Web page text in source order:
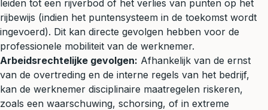
leiden tot een rijverbod of het verlies van punten op het
rijbewijs (indien het puntensysteem in de toekomst wordt
ingevoerd). Dit kan directe gevolgen hebben voor de
professionele mobiliteit van de werknemer.
Arbeidsrechtelijke gevolgen: Afhankelijk van de ernst
van de overtreding en de interne regels van het bedrijf,
kan de werknemer disciplinaire maatregelen riskeren,
zoals een waarschuwing, schorsing, of in extreme